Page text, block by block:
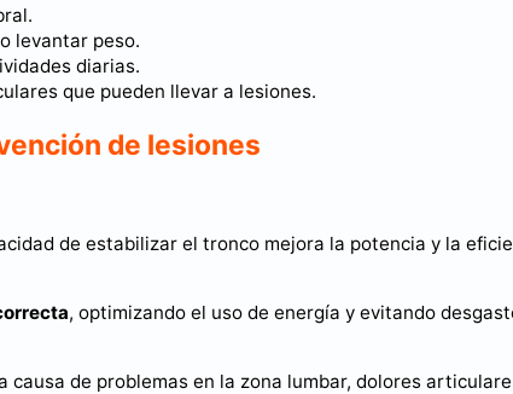
levantar peso.
diarias.
que pueden llevar a lesiones.
de lesiones
de estabilizar el tronco mejora la potencia y la
, optimizando el uso de energía y evitando
de problemas en la zona lumbar, dolores